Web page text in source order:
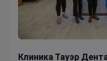
Клиника Тауэр